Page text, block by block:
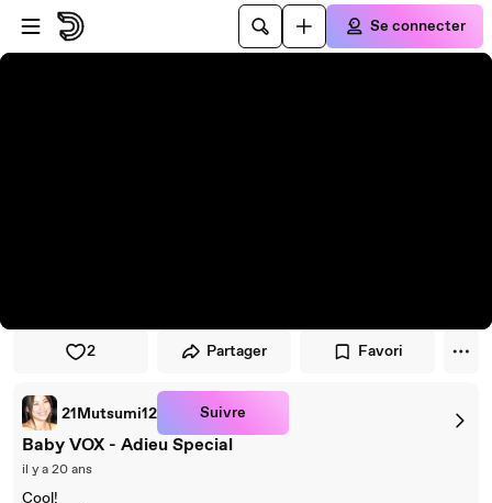
Passer au player
Passer au contenu principal
Se connecter
2 Partager Favori
21Mutsumi12 Suivre
Baby VOX - Adieu Special
il y a 20 ans
Cool!